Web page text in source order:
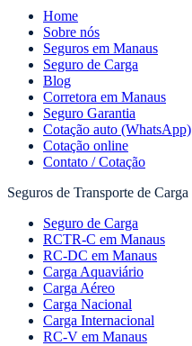
Home
Sobre nós
Seguros em Manaus
Seguro de Carga
Blog
Corretora em Manaus
Seguro Garantia
Cotação auto (WhatsApp)
Cotação online
Contato / Cotação
Seguros de Transporte de Carga
Seguro de Carga
RCTR-C em Manaus
RC-DC em Manaus
Carga Aquaviário
Carga Aéreo
Carga Nacional
Carga Internacional
RC-V em Manaus